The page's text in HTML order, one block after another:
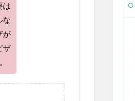
は
な
が
ザ